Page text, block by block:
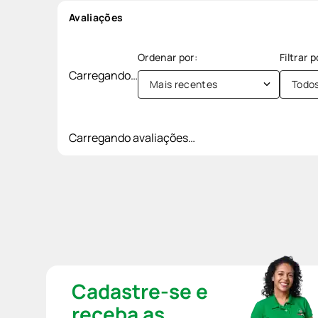
Avaliações
Carregando…
Mais recentes
Carregando avaliações…
Cadastre-se e